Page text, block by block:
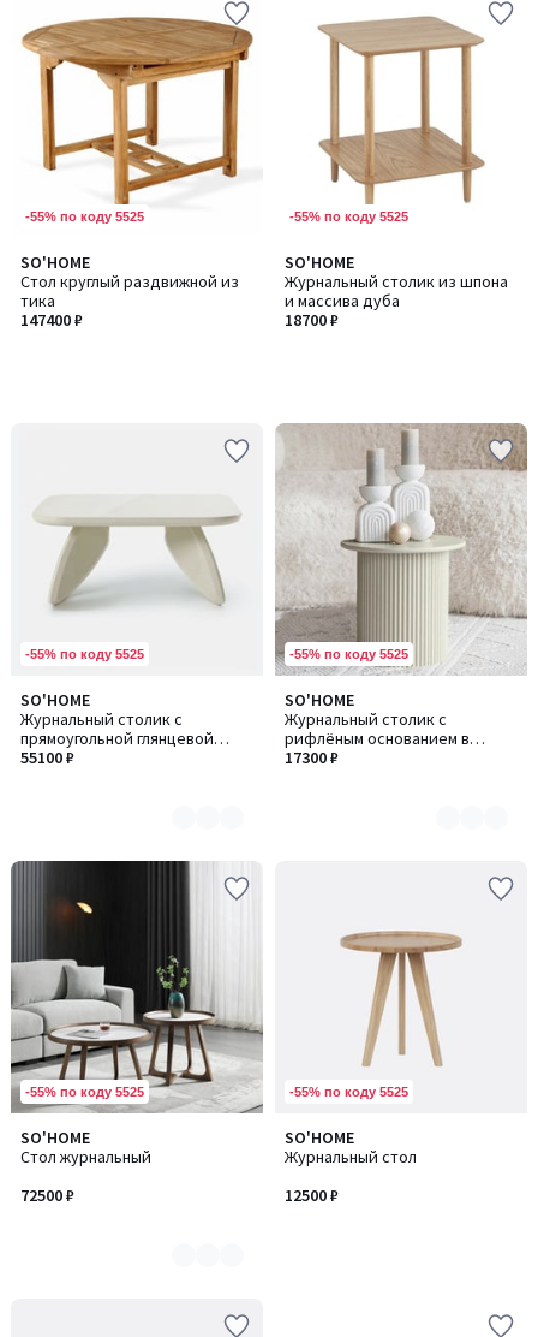
-55% по коду 5525
SO'HOME
Стол круглый раздвижной из
тика
147400 ₽
-55% по коду 5525
SO'HOME
Журнальный столик из шпона
и массива дуба
18700 ₽
-55% по коду 5525
SO'HOME
Журнальный столик с
прямоугольной глянцевой
столешницей
55100 ₽
Количество
цветов:
2
-55% по коду 5525
SO'HOME
Журнальный столик с
рифлёным основанием в
пастельном цвете
17300 ₽
Количество
цветов:
5
-55% по коду 5525
SO'HOME
Стол журнальный
72500 ₽
Количество
цветов:
2
-55% по коду 5525
SO'HOME
Журнальный стол
12500 ₽